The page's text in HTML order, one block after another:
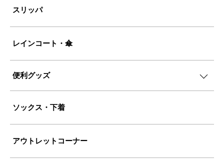
スリッパ
レインコート・傘
便利グッズ
ソックス・下着
アウトレットコーナー